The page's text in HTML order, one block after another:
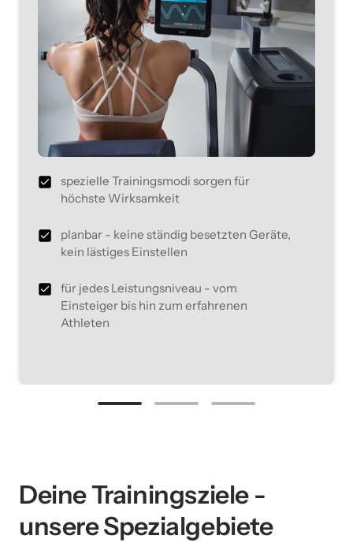
spezielle Trainingsmodi sorgen für
höchste Wirksamkeit
planbar - keine ständig besetzten Geräte,
kein lästiges Einstellen
für jedes Leistungsniveau - vom
Einsteiger bis hin zum erfahrenen
Athleten
Deine Trainingsziele -
unsere Spezialgebiete